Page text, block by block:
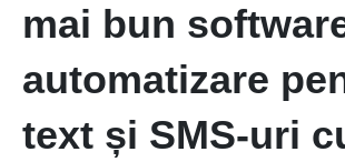
mai bun
automatizare
text și SMS-uri